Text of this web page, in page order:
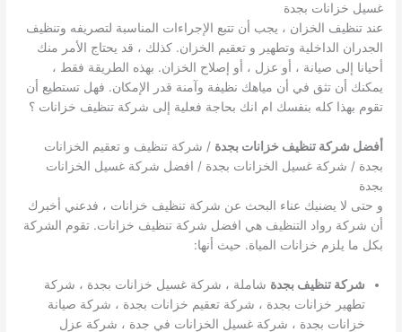
غسيل خزانات بجدة
عند تنظيف الخزان ، يجب أن تتبع الإجراءات المناسبة لتصريفه وتنظيف
الجدران الداخلية وتطهير و تعقيم الخزان. كذلك ، قد يحتاج الأمر منك
أحيانا إلى صيانة ، أو عزل ، أو إصلاح الخزان. بهذه الطريقة فقط ،
يمكنك أن تثق في أن مياهك نظيفة وآمنة قدر الإمكان. فهل تستطيع أن
تقوم بهذا كله بنفسك ام انك بحاجة فعلية إلى شركة تنظيف خزانات ؟
أفضل شركة تنظيف خزانات بجدة / شركة تنظيف و تعقيم الخزانات
بجدة / شركة غسيل الخزانات بجدة / افضل شركة غسيل الخزانات
بجدة
و حتى لا يضنيك عناء البحث عن شركة تنظيف خزانات ، فدعني أخبرك
أن شركة رواد التنظيف هي افضل شركة تنظيف خزانات. تقوم الشركة
بكل ما يلزم خزانات المياة. حيث أنها:
شركة تنظيف بجدة شاملة ، شركة غسيل خزانات بجدة ، شركة
تطهير خزانات بجدة ، شركة تعقيم خزانات بجدة ، شركة صيانة
خزانات بجدة ، شركة غسيل الخزانات في جدة ، شركة عزل